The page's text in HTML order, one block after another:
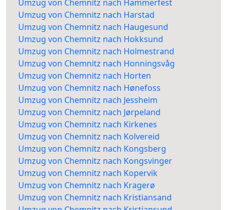
Umzug von Chemnitz nach Hammerfest
Umzug von Chemnitz nach Harstad
Umzug von Chemnitz nach Haugesund
Umzug von Chemnitz nach Hokksund
Umzug von Chemnitz nach Holmestrand
Umzug von Chemnitz nach Honningsvåg
Umzug von Chemnitz nach Horten
Umzug von Chemnitz nach Hønefoss
Umzug von Chemnitz nach Jessheim
Umzug von Chemnitz nach Jørpeland
Umzug von Chemnitz nach Kirkenes
Umzug von Chemnitz nach Kolvereid
Umzug von Chemnitz nach Kongsberg
Umzug von Chemnitz nach Kongsvinger
Umzug von Chemnitz nach Kopervik
Umzug von Chemnitz nach Kragerø
Umzug von Chemnitz nach Kristiansand